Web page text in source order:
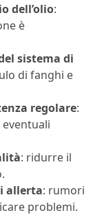
dell’olio:
è
sistema di
di fanghi e
regolare:
: ridurre il
allerta: rumori
problemi.